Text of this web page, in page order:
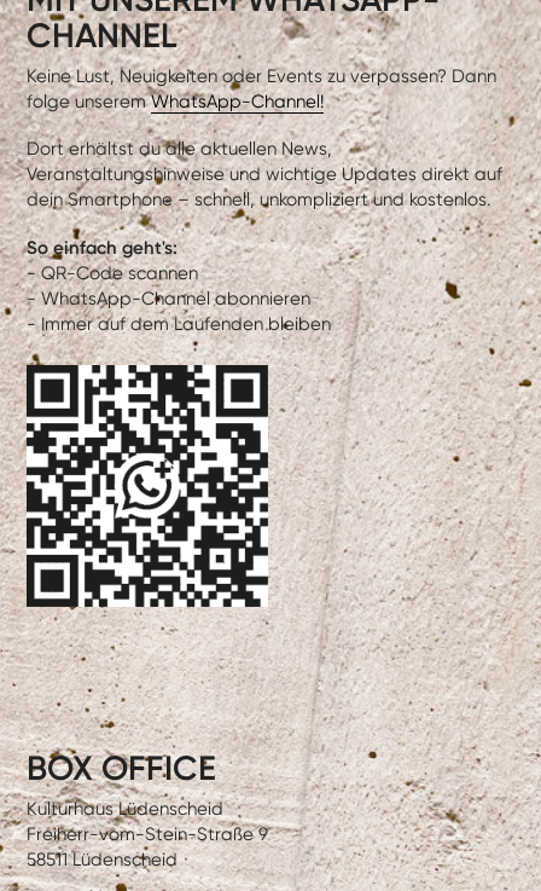
CHANNEL
Keine Lust, Neuigkeiten oder Events zu verpassen? Dann
folge unseremWhatsApp-Channel!
Dort erhältst du alle aktuellen News,
Veranstaltungshinweise und wichtige Updates direkt auf
dein Smartphone – schnell, unkompliziert und kostenlos.
So einfach geht's:
- QR-Code scannen
- WhatsApp-Channel abonnieren
- Immer auf dem Laufenden bleiben
BOX OFFICE
Kulturhaus Lüdenscheid
Freiherr-vom-Stein-Straße 9
58511 Lüdenscheid